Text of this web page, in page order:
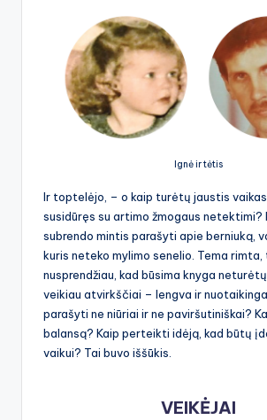
Ignė ir tėtis
Ir toptelėjo, – o kaip turėtų jaustis
susidūręs su artimo žmogaus netektimi?
subrendo mintis parašyti apie berniuką,
kuris neteko mylimo senelio. Tema
nusprendžiau, kad būsima knyga
veikiau atvirkščiai – lengva ir
parašyti ne niūriai ir ne paviršutiniškai?
balansą? Kaip perteikti idėją, kad būtų
vaikui? Tai buvo iššūkis.
VEIKĖJAI